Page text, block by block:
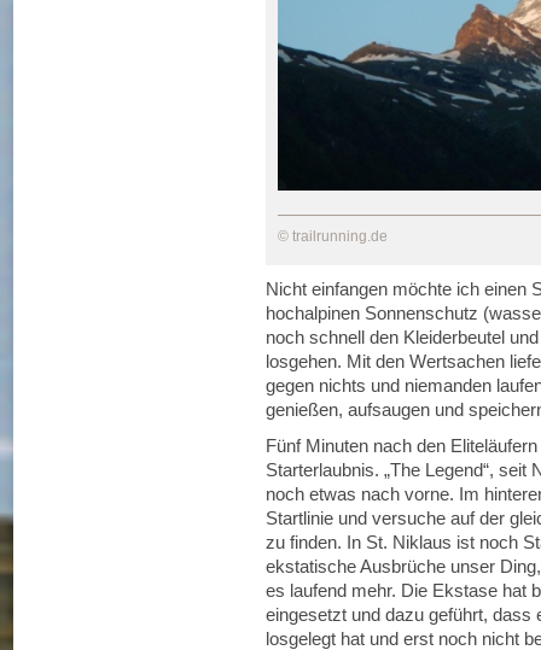
© trailrunning.de
Nicht einfangen möchte ich einen
hochalpinen Sonnenschutz
noch schnell den Kleiderbeutel
losgehen. Mit den Wertsachen
gegen nichts und niemanden
genießen, aufsaugen und
Fünf Minuten nach den
Starterlaubnis. „The Legend“,
noch etwas nach vorne. Im
Startlinie und versuche auf der
zu finden. In St. Niklaus ist noch
ekstatische Ausbrüche unser
es laufend mehr. Die Ekstase hat
eingesetzt und dazu geführt,
losgelegt hat und erst noch nicht